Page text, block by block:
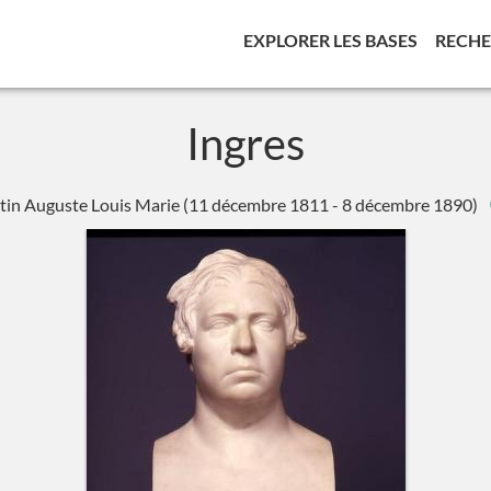
EXPLORER LES BASES
Ingres
Auguste Louis Marie (11 décembre 1811 - 8 décembre 1890)